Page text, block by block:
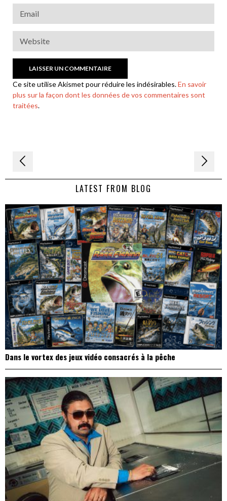
Ce site utilise Akismet pour réduire les indésirables.En savoir
plus sur la façon dont les données de vos commentaires sont
traitées.
Navigation
de LATEST FROM BLOG
Dans le vortex des jeux vidéo consacrés à la pêche